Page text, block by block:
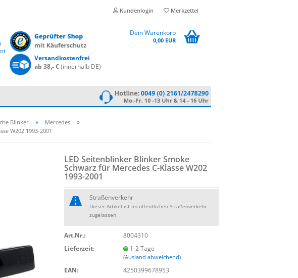
Kundenlogin
Passwort vergessen?
Merkzettel
Versandkostenfrei
ab 38,- €(innerhalb DE)
Dein Warenkorb
0,00 EUR
Blinker » Mercedes »
W202 1993-2001
LED Sei­ten­blin­ker Blin­ker Smoke
Schwarz für Mer­ce­des C-​Klasse W202
1993-​2001
Art.Nr.:
8004310
Lieferzeit:
1-2 Tage
(Ausland abweichend)
EAN:
4250399678953
Straßenverkehr
Dieser Artikel ist im öffentlichen Straßenverkehr
zugelassen